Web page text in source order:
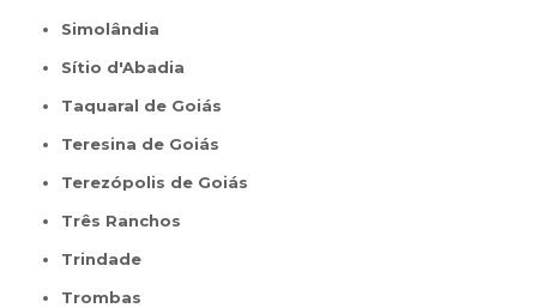
Simolândia
Sítio d'Abadia
Taquaral de Goiás
Teresina de Goiás
Terezópolis de Goiás
Três Ranchos
Trindade
Trombas